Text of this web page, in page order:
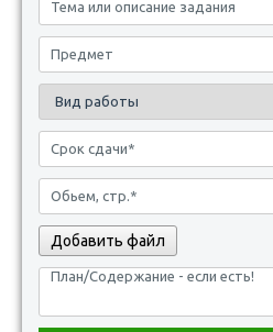
Добавить файл